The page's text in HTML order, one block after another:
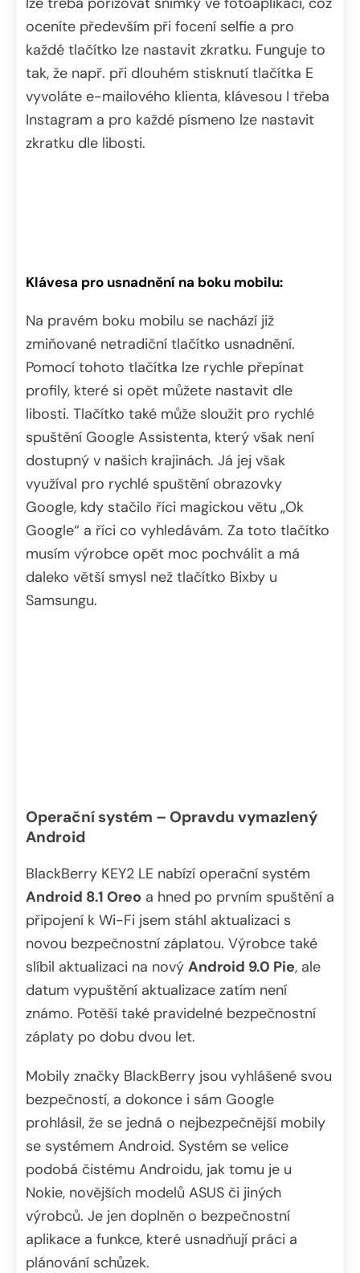
oceníte především při focení selfie a pro
každé tlačítko lze nastavit zkratku. Funguje to
tak, že např. při dlouhém stisknutí tlačítka E
vyvoláte e-mailového klienta, klávesou I třeba
Instagram a pro každé písmeno lze nastavit
zkratku dle libosti.
Klávesa pro usnadnění na boku mobilu:
Na pravém boku mobilu se nachází již
zmiňované netradiční tlačítko usnadnění.
Pomocí tohoto tlačítka lze rychle přepínat
profily, které si opět můžete nastavit dle
libosti. Tlačítko také může sloužit pro rychlé
spuštění Google Assistenta, který však není
dostupný v našich krajinách. Já jej však
využíval pro rychlé spuštění obrazovky
Google, kdy stačilo říci magickou větu „Ok
Google“ a říci co vyhledávám. Za toto tlačítko
musím výrobce opět moc pochválit a má
daleko větší smysl než tlačítko Bixby u
Samsungu.
Operační systém – Opravdu vymazlený
Android
BlackBerry KEY2 LE nabízí operační systém
Android 8.1 Oreo a hned po prvním spuštění a
připojení k Wi-Fi jsem stáhl aktualizaci s
novou bezpečnostní záplatou. Výrobce také
slíbil aktualizaci na nový Android 9.0 Pie, ale
datum vypuštění aktualizace zatím není
známo. Potěší také pravidelné bezpečnostní
záplaty po dobu dvou let.
Mobily značky BlackBerry jsou vyhlášené svou
bezpečností, a dokonce i sám Google
prohlásil, že se jedná o nejbezpečnější mobily
se systémem Android. Systém se velice
podobá čistému Androidu, jak tomu je u
Nokie, novějších modelů ASUS či jiných
výrobců. Je jen doplněn o bezpečnostní
aplikace a funkce, které usnadňují práci a
plánování schůzek.